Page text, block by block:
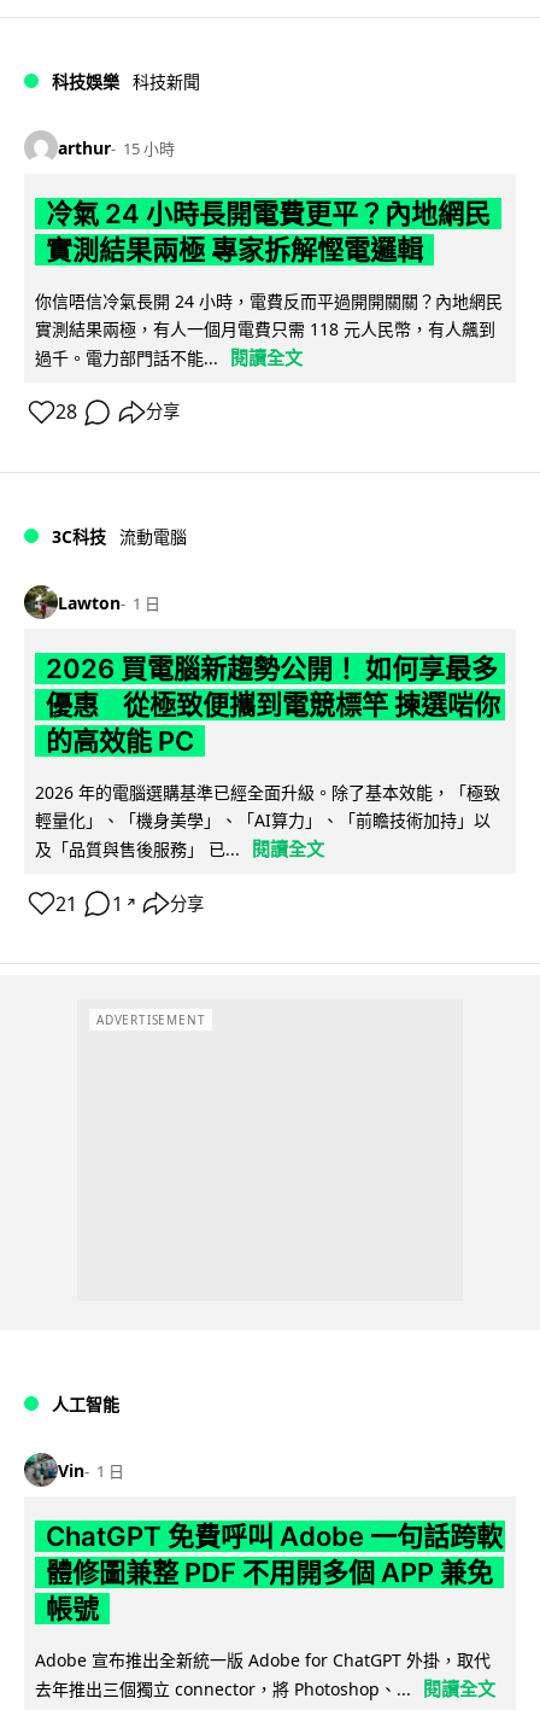
科技娛樂 科技新聞
arthur 15 小時
冷氣 24 小時長開電費更平？內地網民
實測結果兩極 專家拆解慳電邏輯
你信唔信冷氣長開 24 小時，電費反而平過開開關關？內地網民
實測結果兩極，有人一個月電費只需 118 元人民幣，有人飆到
過千。電力部門話不能...
閱讀全文
28 分享
3C科技 流動電腦
Lawton 1 日
2026 買電腦新趨勢公開！ 如何享最多
優惠 從極致便攜到電競標竿 揀選啱你
的高效能 PC
2026 年的電腦選購基準已經全面升級。除了基本效能，「極致
輕量化」、「機身美學」、「AI算力」、「前瞻技術加持」以
及「品質與售後服務」 已...
閱讀全文
21 1 ↗ 分享
ADVERTISEMENT
人工智能
Vin 1 日
ChatGPT 免費呼叫 Adobe 一句話跨軟
體修圖兼整 PDF 不用開多個 APP 兼免
帳號
Adobe 宣布推出全新統一版 Adobe for ChatGPT 外掛，取代
去年推出三個獨立 connector，將 Photoshop、...
閱讀全文